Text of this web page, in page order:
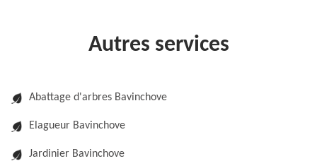
Autres services
Abattage d'arbres Bavinchove
Elagueur Bavinchove
Jardinier Bavinchove